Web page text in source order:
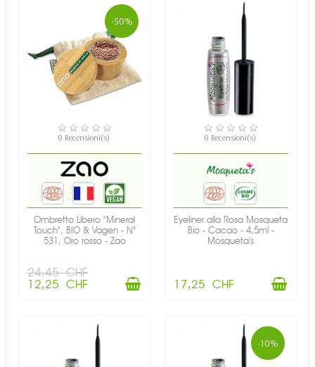
-50%
0 Recensioni(s)
Ombretto Libero "Mineral
Touch", BIO & Vagen - N°
531, Oro rosso - Zao
24,45 CHF
12,25 CHF
0 Recensioni(s)
Eyeliner alla Rosa Mosqueta
Bio - Cacao - 4,5ml -
Mosqueta's
17,25 CHF
-10%